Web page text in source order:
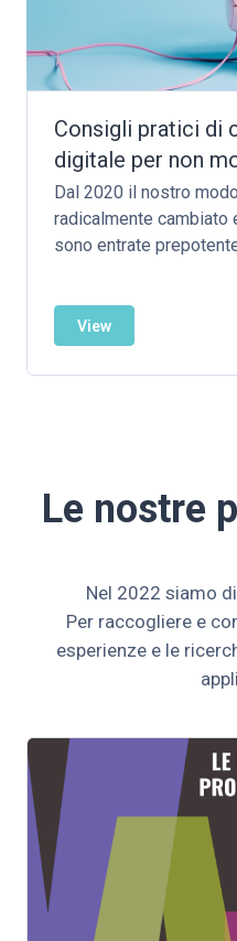
Consigli pratici di
digitale per non
Dal 2020 il nostro
radicalmente cambiato
sono entrate
l’unico strumento per
alternative più efficaci?
nostra gestione del
View
Le nostre
Nel 2022 siamo
Per raccogliere e
esperienze e le